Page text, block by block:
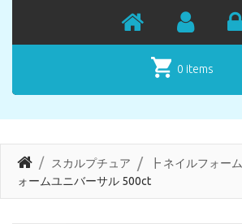
0 items
スカルプチュア ┣ ネイルフォーム
ォームユニバーサル 500ct